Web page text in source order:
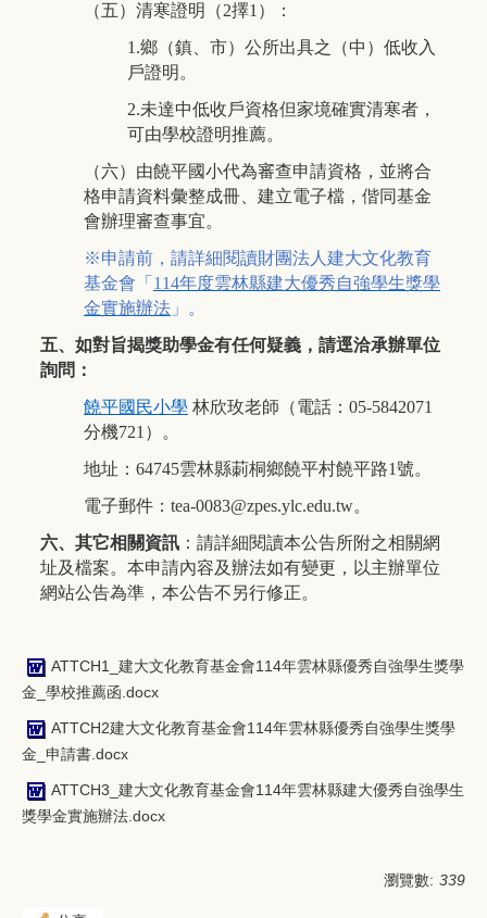
（五）清寒證明（2擇1 ）：
1.鄉（鎮、市）公所出具之（中）低收入
戶證明。
2.未達中低收戶資格但家境確實清寒者，
可由學校證明推薦。
（六）由饒平國小代為審查申請資格，並將合
格申請資料彙整成冊、建立電子檔，偕同基金
會辦理審查事宜。
※申請前，請詳細閱讀財團法人建大文化教育
基金會「 114年度雲林縣建大優秀自強學生獎學
金實施辦法 」。
五、如對旨揭獎助學金有任何疑義，請逕洽承辦單位
詢問：
饒平國民小學 林欣玫老師（電話： 05-5842071
分機721 ）。
地址： 64745雲林縣莿桐鄉饒平村饒平路1號。
電子郵件： tea-0083@zpes.ylc.edu.tw。
六、其它相關資訊 ：請詳細閱讀本公告所附之相關網
址及檔案。本申請內容及辦法如有變更，以主辦單位
網站公告為準，本公告不另行修正。
ATTCH1_建大文化教育基金會114年雲林縣優秀自強學生獎學
金_學校推薦函.docx
ATTCH2建大文化教育基金會114年雲林縣優秀自強學生獎學
金_申請書.docx
ATTCH3_建大文化教育基金會114年雲林縣建大優秀自強學生
獎學金實施辦法.docx
瀏覽數: 339